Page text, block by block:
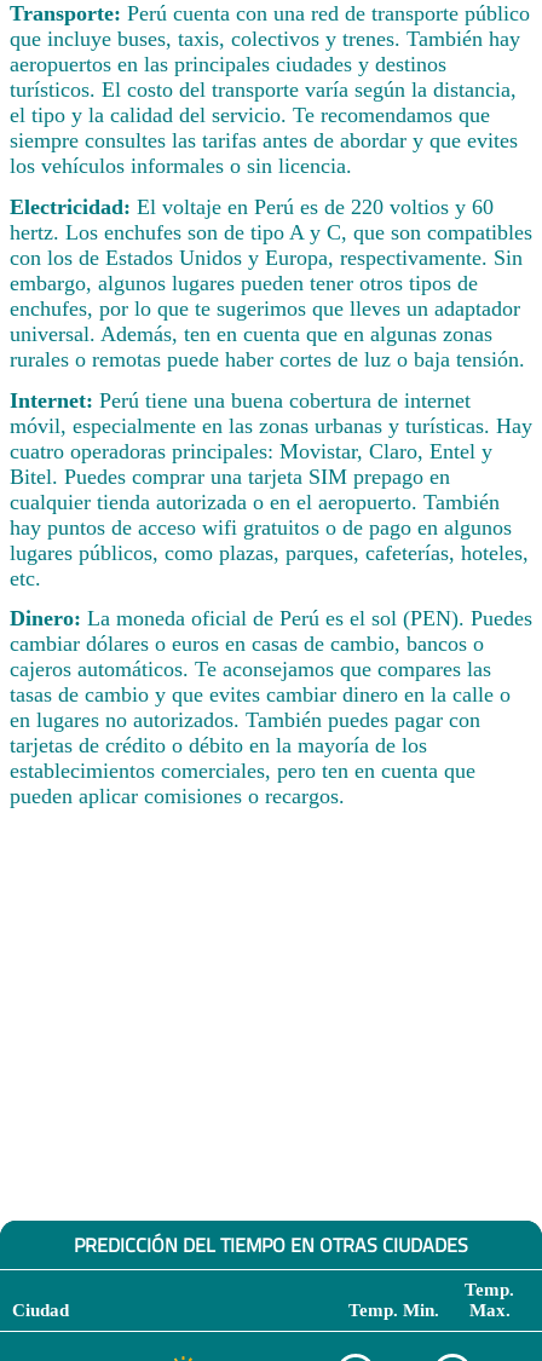
Transporte: Perú cuenta con una red de transporte público
que incluye buses, taxis, colectivos y trenes. También hay
aeropuertos en las principales ciudades y destinos
turísticos. El costo del transporte varía según la distancia,
el tipo y la calidad del servicio. Te recomendamos que
siempre consultes las tarifas antes de abordar y que evites
los vehículos informales o sin licencia.
Electricidad: El voltaje en Perú es de 220 voltios y 60
hertz. Los enchufes son de tipo A y C, que son compatibles
con los de Estados Unidos y Europa, respectivamente. Sin
embargo, algunos lugares pueden tener otros tipos de
enchufes, por lo que te sugerimos que lleves un adaptador
universal. Además, ten en cuenta que en algunas zonas
rurales o remotas puede haber cortes de luz o baja tensión.
Internet: Perú tiene una buena cobertura de internet
móvil, especialmente en las zonas urbanas y turísticas. Hay
cuatro operadoras principales: Movistar, Claro, Entel y
Bitel. Puedes comprar una tarjeta SIM prepago en
cualquier tienda autorizada o en el aeropuerto. También
hay puntos de acceso wifi gratuitos o de pago en algunos
lugares públicos, como plazas, parques, cafeterías, hoteles,
etc.
Dinero: La moneda oficial de Perú es el sol (PEN). Puedes
cambiar dólares o euros en casas de cambio, bancos o
cajeros automáticos. Te aconsejamos que compares las
tasas de cambio y que evites cambiar dinero en la calle o
en lugares no autorizados. También puedes pagar con
tarjetas de crédito o débito en la mayoría de los
establecimientos comerciales, pero ten en cuenta que
pueden aplicar comisiones o recargos.
PREDICCIÓN DEL TIEMPO EN OTRAS CIUDADES
Ciudad Temp. Min.
Temp.
Max.